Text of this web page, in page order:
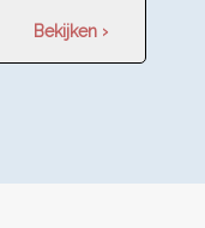
Bekijken ›